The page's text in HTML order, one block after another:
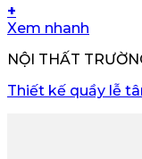
+
Xem nhanh
NỘI THẤT
Thiết kế quầy lễ